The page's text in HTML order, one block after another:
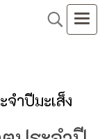
ำปีมะเส็ง